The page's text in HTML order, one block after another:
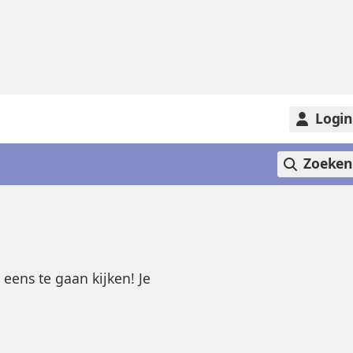
Login
Zoeken
te gaan kijken! Je